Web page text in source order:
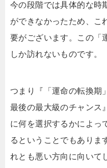
今の段階では具体的な時
ができなかったため、こ
要がございます。この「
しか訪れないものです。
つまり『「運命の転換期
最後の最大級のチャンス
に何を選択するかによっ
るということでもありま
れとも悪い方向に向い